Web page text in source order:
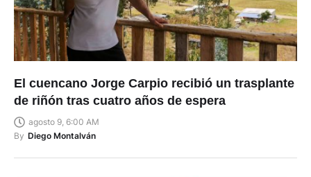
El cuencano Jorge Carpio recibió un trasplante
de riñón tras cuatro años de espera
agosto 9, 6:00 AM
By Diego Montalván